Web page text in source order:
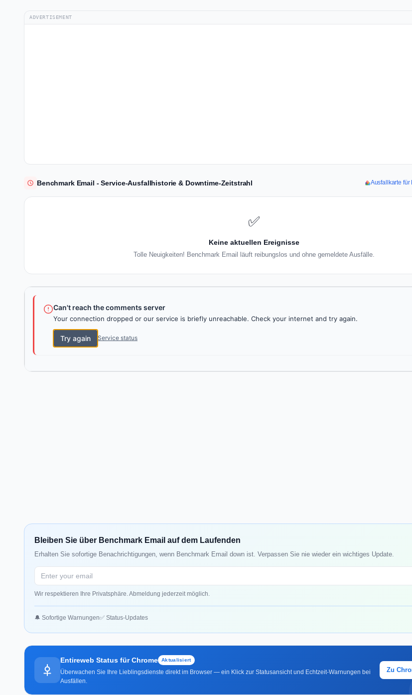
ADVERTISEMENT
Benchmark Email - Service-Ausfallhistorie & Downtime-Zeitstrahl Ausfallkarte für
✅
Keine aktuellen Ereignisse
Tolle Neuigkeiten! Benchmark Email läuft reibungslos und ohne gemeldete Ausfälle.
Can't reach the comments server
Your connection dropped or our service is briefly unreachable. Check your internet and try again.
Try again Service status
Bleiben Sie über Benchmark Email auf dem Laufenden
Erhalten Sie sofortige Benachrichtigungen, wenn Benchmark Email down ist. Verpassen Sie nie wieder ein wichtiges Update.
Wir respektieren Ihre Privatsphäre. Abmeldung jederzeit möglich.
🔔 Sofortige Warnungen✅ Status-Updates
Entireweb Status für Chrome Aktualisiert
Überwachen Sie Ihre Lieblingsdienste direkt im Browser — ein Klick zur Statusansicht und Echtzeit-Warnungen bei
Ausfällen.
Zu